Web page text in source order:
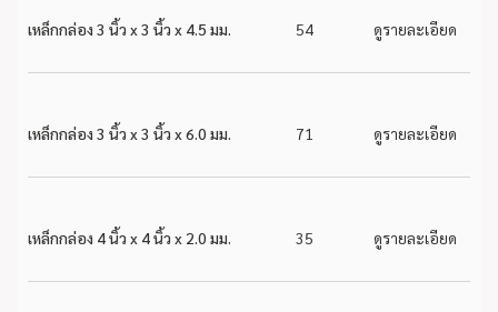
เหล็กกล่อง 3 นิ้ว x 3 นิ้ว x 4.5 มม. 54 ดูรายละเอียด
เหล็กกล่อง 3 นิ้ว x 3 นิ้ว x 6.0 มม. 71 ดูรายละเอียด
เหล็กกล่อง 4 นิ้ว x 4 นิ้ว x 2.0 มม. 35 ดูรายละเอียด